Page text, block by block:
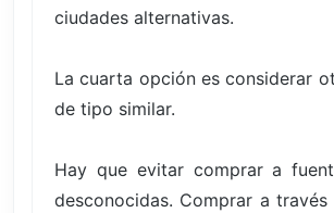
ciudades alternativas.
La cuarta opción es considerar
de tipo similar.
Hay que evitar comprar a
desconocidas. Comprar a